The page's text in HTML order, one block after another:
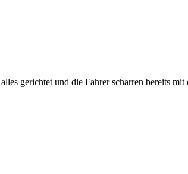
gerichtet und die Fahrer scharren bereits